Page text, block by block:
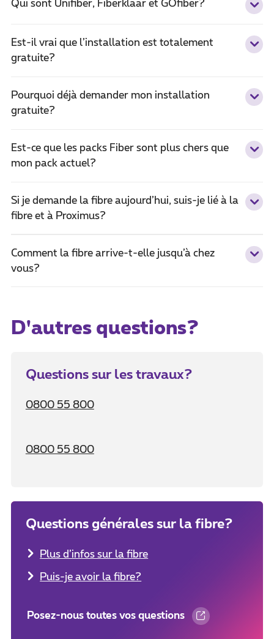
Qui sont Unifiber, Fiberklaar et GOfiber?
Est-il vrai que l’installation est totalement
gratuite?
Pourquoi déjà demander mon installation
gratuite?
Est-ce que les packs Fiber sont plus chers que
mon pack actuel?
Si je demande la fibre aujourd’hui, suis-je lié à la
fibre et à Proximus?
Comment la fibre arrive-t-elle jusqu’à chez
vous?
D'autres questions?
Questions sur les travaux?
0800 55 800
0800 55 800
Questions générales sur la fibre?
Plus d’infos sur la fibre
Puis-je avoir la fibre?
Posez-nous toutes vos questions